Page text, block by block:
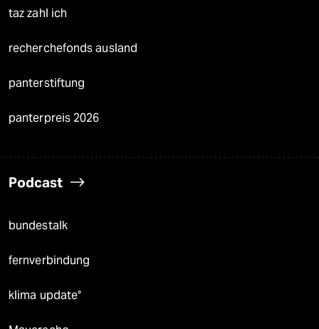
taz zahl ich
recherchefonds ausland
panterstiftung
panterpreis 2026
Podcast
bundestalk
fernverbindung
klima update°